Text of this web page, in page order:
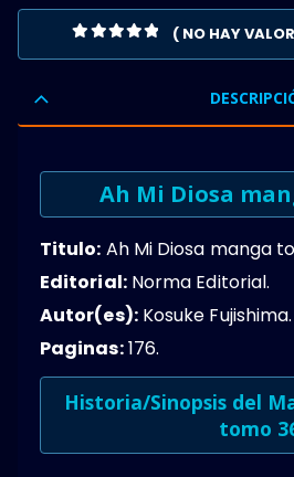
( NO HAY
Ah Mi Diosa
Titulo: Ah Mi Diosa manga
Editorial:Norma Editorial.
Autor(es):Kosuke Fujishima.
Paginas:176.
Historia/Sinopsis del
tomo